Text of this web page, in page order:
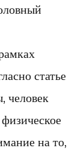
статье
человек
на то,